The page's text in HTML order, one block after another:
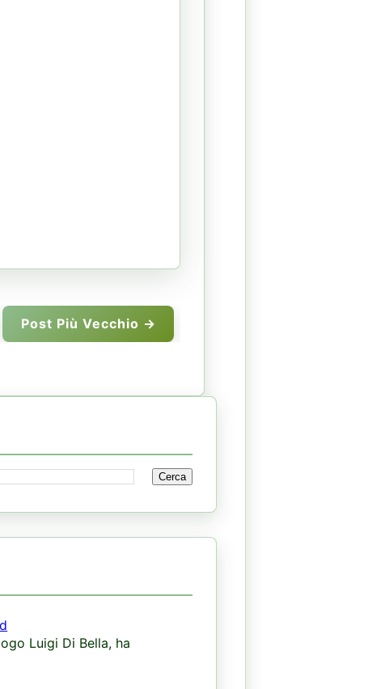
Post Più Vecchio →
Luigi Di Bella, ha